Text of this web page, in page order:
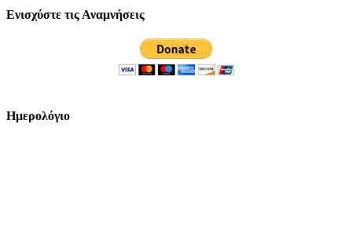
Ενισχύστε τις Αναμνήσεις
Ημερολόγιο